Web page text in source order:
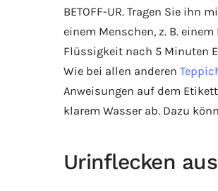
BETOFF-UR. Tragen Sie ihn
einem Menschen, z. B.
Flüssigkeit nach 5 Minuten
Wie bei allen anderen
Anweisungen auf dem
klarem Wasser ab. Dazu
Urinflecken